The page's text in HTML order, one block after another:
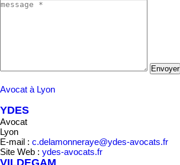
Envoyer
Avocat à Lyon
YDES
Avocat
Lyon
E-mail : c.delamonneraye@ydes-avocats.fr
Site Web : ydes-avocats.fr
VILDEGAM